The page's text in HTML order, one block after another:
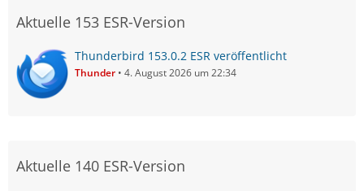
Aktuelle 153 ESR-Version
Thunderbird 153.0.2 ESR veröffentlicht
Thunder 4. August 2026 um 22:34
Aktuelle 140 ESR-Version